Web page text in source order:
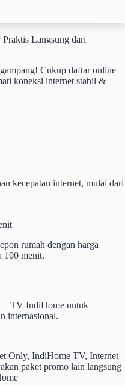
Langsung dari
Cukup daftar online
koneksi internet stabil &
kecepatan internet, mulai dari
rumah dengan harga
100 menit.
+ TV IndiHome untuk
internasional.
Only, IndiHome TV, Internet
paket promo lain langsung